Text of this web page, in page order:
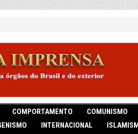
COMPORTAMENTO
COMUNISMO
INTERNACIONAL